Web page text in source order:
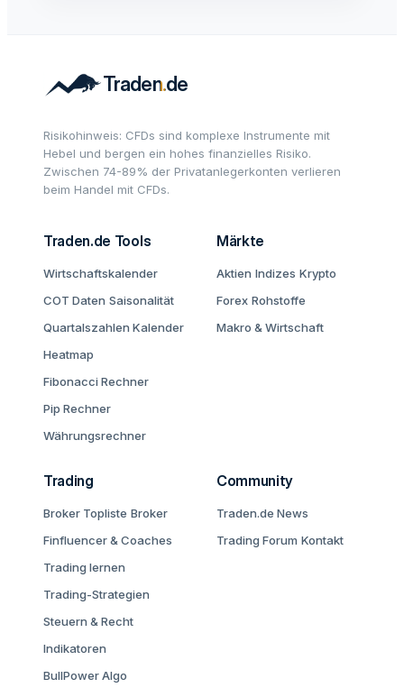
Risikohinweis: CFDs sind komplexe Instrumente mit
Hebel und bergen ein hohes finanzielles Risiko.
Zwischen 74-89% der Privatanlegerkonten verlieren
beim Handel mit CFDs.
Traden.de Tools
Wirtschaftskalender
COT Daten Saisonalität
Quartalszahlen Kalender
Heatmap
Fibonacci Rechner
Pip Rechner
Währungsrechner
Märkte
Aktien Indizes Krypto
Forex Rohstoffe
Makro & Wirtschaft
Trading
Broker Topliste Broker
Finfluencer & Coaches
Trading lernen
Trading-Strategien
Steuern & Recht
Indikatoren
BullPower Algo
Community
Traden.de News
Trading Forum Kontakt